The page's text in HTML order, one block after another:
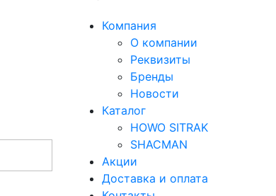
Компания
О компании
Реквизиты
Бренды
Новости
Каталог
HOWO SITRAK
SHACMAN
Акции
Доставка и оплата